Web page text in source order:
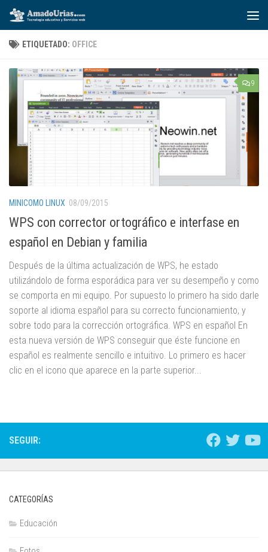
Saltar al contenido
ETIQUETADO: OFFICE
9
MINICOMO LINUX 08/09/2015
WPS con corrector ortográfico e interfase en
español en Debian y familia
Después de la última actualización de WPS, he estado
utilizándolo de forma esporádica para ver su desempeño y como
se comporta en mi equipo. Por supuesto lo primero ha sido darle
soporte al idioma español para su correcto funcionamiento, y
sobre todo para la corrección ortográfica. WPS en español En
esta nueva versión de WPS conseguir que éste funcione en
español es realmente sencillo e intuitivo. Lo primero es hacer
clic en el icono que aparece en la parte superior...
SEGUIR:
CATEGORÍAS
Educación